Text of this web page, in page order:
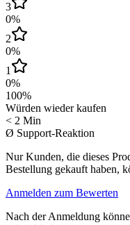
3
0%
2
0%
1
0%
100%
Würden wieder kaufen
< 2 Min
Ø Support-Reaktion
Nur Kunden, die dieses
Bestellung gekauft haben,
Anmelden zum Bewerten
Nach der Anmeldung